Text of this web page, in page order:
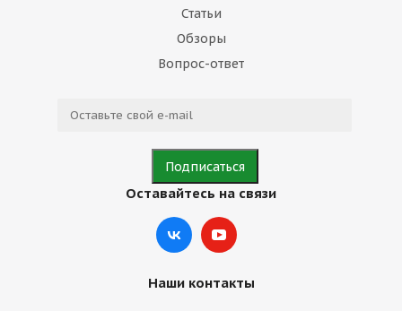
Статьи
Обзоры
Вопрос-ответ
Оставайтесь на связи
Наши контакты